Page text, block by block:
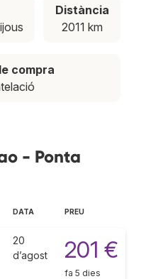
Distància
2011 km
compra
- Ponta
DATA PREU
20
d’agost
201 €
fa 5 dies